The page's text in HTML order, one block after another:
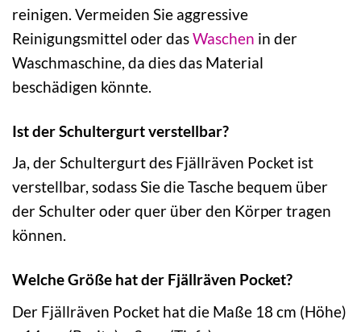
reinigen. Vermeiden Sie aggressive
Reinigungsmittel oder dasWaschen in der
Waschmaschine, da dies das Material
beschädigen könnte.
Ist der Schultergurt verstellbar?
Ja, der Schultergurt des Fjällräven Pocket ist
verstellbar, sodass Sie die Tasche bequem über
der Schulter oder quer über den Körper tragen
können.
Welche Größe hat der Fjällräven Pocket?
Der Fjällräven Pocket hat die Maße 18 cm (Höhe)